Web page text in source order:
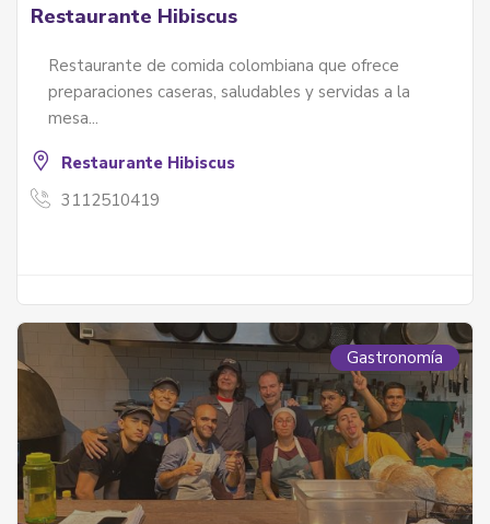
Restaurante Hibiscus
Restaurante de comida colombiana que ofrece
preparaciones caseras, saludables y servidas a la
mesa...
Restaurante Hibiscus
3112510419
Gastronomía